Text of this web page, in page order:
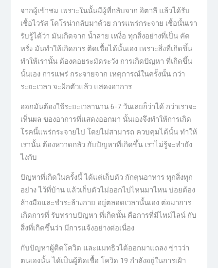
จากผู้เข้าชม เพราะในนั้นมีผู้ที่กลับจาก อิตาลี แล้วได้รับ
เชื้อไวรัส โคโรน่ากลับมาด้วย การแพร่กระจาย เชื้อนั้นเรา
รับรู้ได้ว่า มันเกิดจาก น้ำลาย เหงื่อ ทุกสิ่งอย่างที่เป็น คัด
หรั่ง มันทำให้เกิดการ ติดเชื้อได้นั้นเอง เพราะสิ่งที่เกิดขึ้น
ทำให้เรานั้น ต้องคอยระมัดระวัง การเกิดปัญหา ที่เกิดขึ้น
นั้นเอง การแพร่ กระจายจาก เหตุการณ์ในครั้งนั้น กว่า
ระยะเวลา จะฝักตัวแล้ว แสดงอาการ
ออกมันต้องใช้ระยะเวลานาน 6-7 วันเลยก็ว่าได้ กว่าเราจะ
เห็นผล ของอาการที่แสดงออกมา นั้นเองจึงทำให้การเกิด
โรคนี้แพร่กระจายไป โดยไม่สามารถ ควบคุมได้นั้น ทำให้
เรานั้น ต้องหวาดกลัว กับปัญหาที่เกิดขึ้น เราไม่รู้จะทำยัง
ไงกับ
ปัญหาที่เกิดในครั้งนี้ ได้แต่เก็บตัว กักตุนอาหาร ทุกสิ่งทุก
อย่าง ไว้ที่บ้าน แล้วเก็บตัวไม่ออกไปไหนมาไหน บ่อยต้อง
ล้างมือและชำระล้างกาย อยู่ตลอดเวลานั้นเอง ต่อมาการ
เกิดการที่ รับทราบปัญหา ที่เกิดนั้น คือการที่มีไทม์ไลน์ กับ
สิ่งที่เกิดขึ้นว่า มีการแจ้งอย่างต่อเนื่อง
กับปัญหาผู้ติดโควิด และแมทธิวได้ออกมาแถลง ข่าวว่า
ตนเองนั้น ได้เป็นผู้ติดเชื้อ โควิด 19 กำลังอยู่ในการเฝ้า